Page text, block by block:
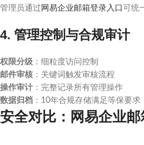
管理员通过 网易企业邮箱登录入口 可统
4. 管理控制与合规审计
权限分级 ：细粒度访问控制
邮件审核 ：关键词触发审核流程
操作审计 ：完整记录所有管理操作
数据归档 ：10年合规存储满足等保要求
安全对比：网易企业